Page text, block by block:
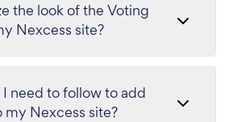
the look of the Voting
Nexcess site?
need to follow to add
Nexcess site?